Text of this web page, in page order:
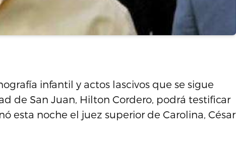
infantil y actos lascivos que se sigue
de San Juan, Hilton Cordero, podrá testificar
esta noche el juez superior de Carolina, César